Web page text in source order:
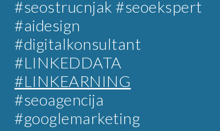
#seostrucnjak #seoekspert
#aidesign
#digitalkonsultant
#LINKEDDATA
#LINKEARNING
#seoagencija
#googlemarketing